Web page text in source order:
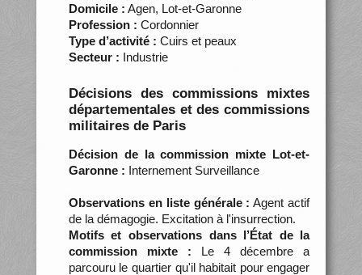
Domicile : Agen, Lot-et-Garonne
Profession : Cordonnier
Type d’activité : Cuirs et peaux
Secteur : Industrie
Décisions des commissions mixtes
départementales et des commissions
militaires de Paris
Décision de la commission mixte Lot-et-
Garonne : Internement Surveillance
Observations en liste générale : Agent actif
de la démagogie. Excitation à l'insurrection.
Motifs et observations dans l’État de la
commission mixte : Le 4 décembre a
parcouru le quartier qu'il habitait pour engager